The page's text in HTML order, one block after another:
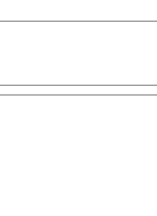
utilisez les